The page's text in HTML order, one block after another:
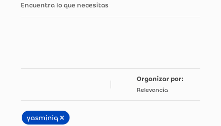
Encuentra lo que necesitas
Relevancia
yasminiq ×